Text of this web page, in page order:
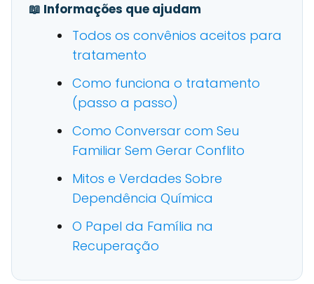
📖 Informações que ajudam
Todos os convênios aceitos para
tratamento
Como funciona o tratamento
(passo a passo)
Como Conversar com Seu
Familiar Sem Gerar Conflito
Mitos e Verdades Sobre
Dependência Química
O Papel da Família na
Recuperação